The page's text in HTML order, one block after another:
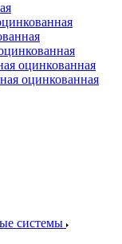
оцинкованная
оцинкованная
системы